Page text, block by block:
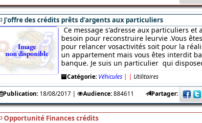
J'offre des crédits prêts d'argents aux particuliers
Ce message s'adresse aux particuliers
besoin pour reconstruire leurvie .Vous
pour relancer vosactivités soit pour la
un appartement mais vous êtes interdit
banque. Je suis un particulier qui
Catégorie: Véhicules | | Utilitaires
Publication: 18/08/2017| Audience: 884611 Partager:
Opportunité Finances crédits